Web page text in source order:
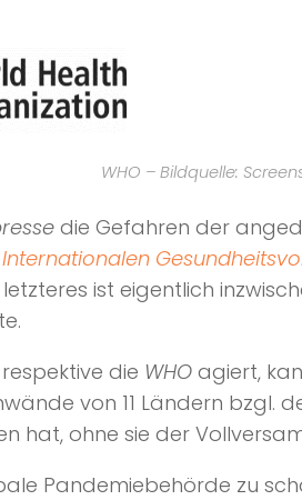
WHO – Bildquelle:
die Gefahren der
ist eigentlich
respektive die WHO agiert,
von 11 Ländern bzgl.
hat, ohne sie der
Pandemiebehörde zu